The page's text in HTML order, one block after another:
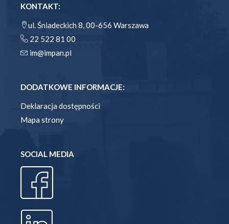
KONTAKT:
ul. Śniadeckich 8, 00-656 Warszawa
22 522 81 00
im@impan.pl
DODATKOWE INFORMACJE:
Deklaracja dostępności
Mapa strony
SOCIAL MEDIA